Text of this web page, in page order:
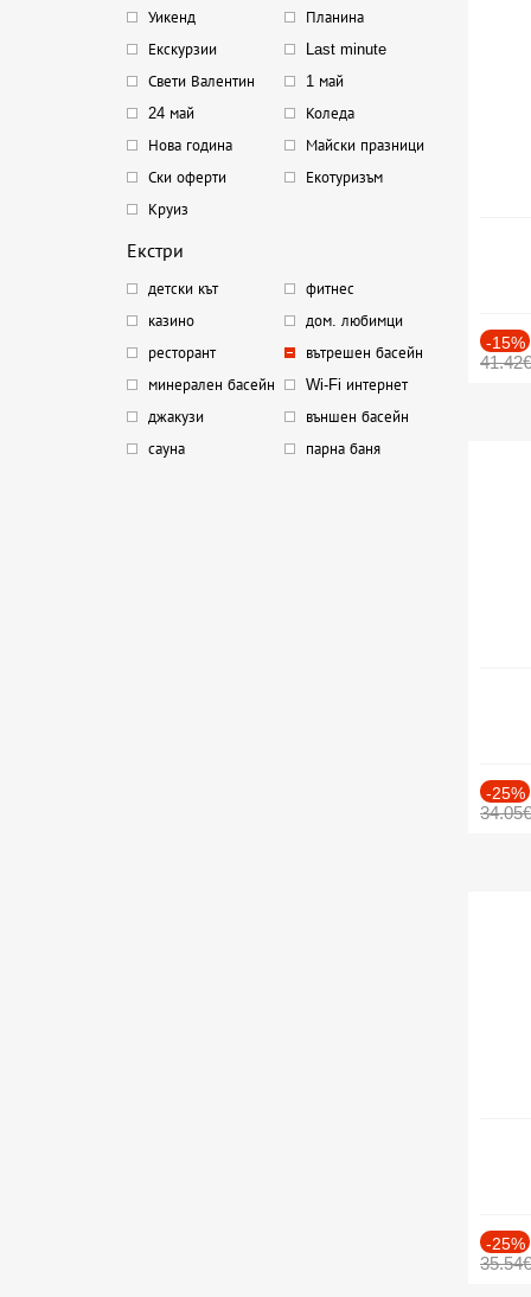
Уикенд
Планина
Екскурзии
Last minute
Свети Валентин
1 май
24 май
Коледа
Нова година
Майски празници
Ски оферти
Екотуризъм
Круиз
Екстри
детски кът
фитнес
казино
дом. любимци
ресторант
вътрешен басейн
минерален басейн
Wi-Fi интернет
джакузи
външен басейн
сауна
парна баня
-15%
41.42€
-25%
34.05€
-25%
35.54€